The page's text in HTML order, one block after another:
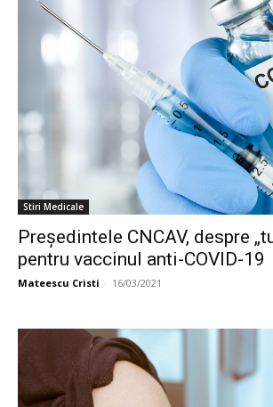
Stiri Medicale
Președintele CNCAV, despre
pentru vaccinul anti-COVID-19
Mateescu Cristi - 16/03/2021